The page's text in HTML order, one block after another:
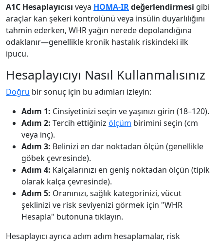
A1C Hesaplayıcısı veya HOMA-IRdeğerlendirmesi gibi
araçlar kan şekeri kontrolünü veya insülin duyarlılığını
tahmin ederken, WHR yağın nerede depolandığına
odaklanır—genellikle kronik hastalık riskindeki ilk
ipucu.
Hesaplayıcıyı Nasıl Kullanmalısınız
Doğru bir sonuç için bu adımları izleyin:
Adım 1: Cinsiyetinizi seçin ve yaşınızı girin (18–120).
Adım 2: Tercih ettiğiniz ölçüm birimini seçin (cm
veya inç).
Adım 3: Belinizi en dar noktadan ölçün (genellikle
göbek çevresinde).
Adım 4: Kalçalarınızı en geniş noktadan ölçün (tipik
olarak kalça çevresinde).
Adım 5: Oranınızı, sağlık kategorinizi, vücut
şeklinizi ve risk seviyenizi görmek için "WHR
Hesapla" butonuna tıklayın.
Hesaplayıcı ayrıca adım adım hesaplamalar, risk